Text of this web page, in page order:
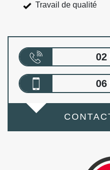
Travail de qualité
02
06